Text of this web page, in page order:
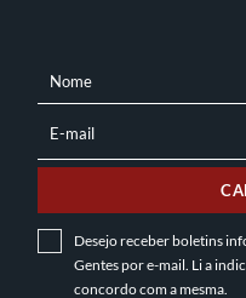
NOME
Nome
MAIL
E-mail
Desejo receber boletins
Gentes por e-mail. Li a
concordo com a mesma.